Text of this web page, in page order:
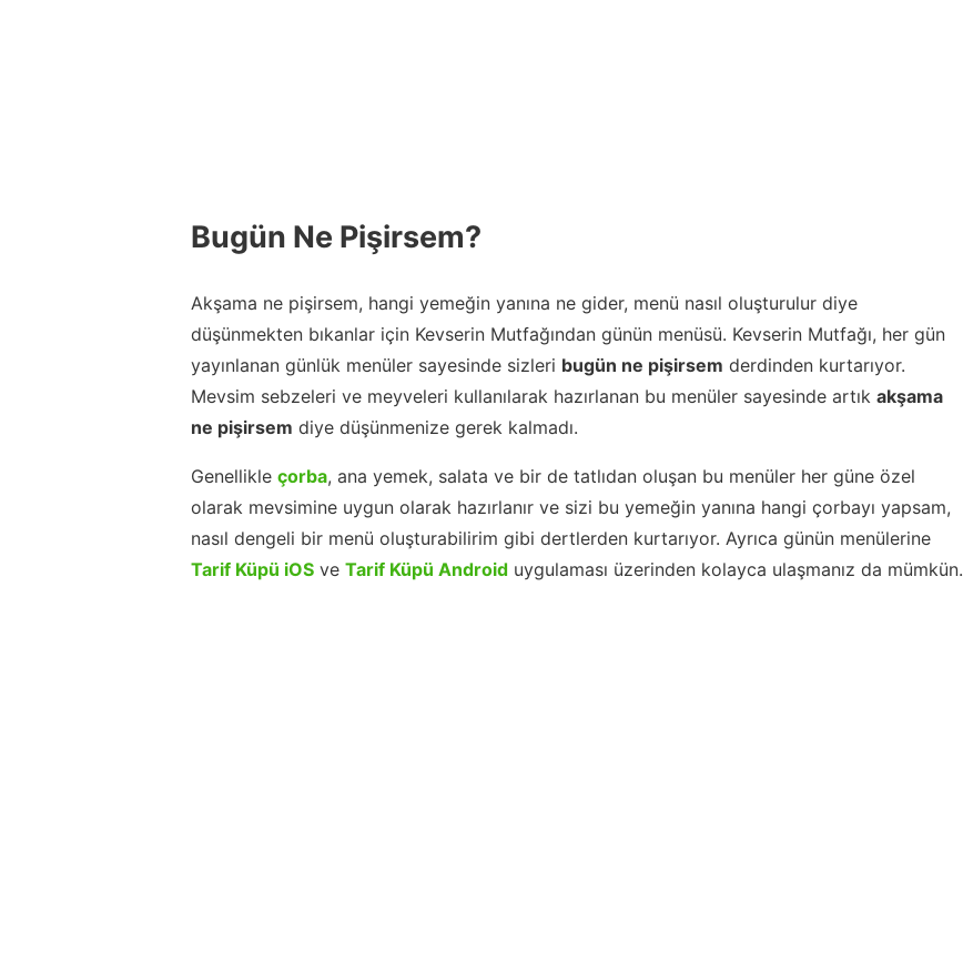
Bugün Ne Pişirsem?
Akşama ne pişirsem, hangi yemeğin yanına ne gider, menü nasıl oluşturulur diye
düşünmekten bıkanlar için Kevserin Mutfağından günün menüsü. Kevserin Mutfağı, her gün
yayınlanan günlük menüler sayesinde sizleri bugün ne pişirsem derdinden kurtarıyor.
Mevsim sebzeleri ve meyveleri kullanılarak hazırlanan bu menüler sayesinde artık akşama
ne pişirsem diye düşünmenize gerek kalmadı.
Genellikle çorba, ana yemek, salata ve bir de tatlıdan oluşan bu menüler her güne özel
olarak mevsimine uygun olarak hazırlanır ve sizi bu yemeğin yanına hangi çorbayı yapsam,
nasıl dengeli bir menü oluşturabilirim gibi dertlerden kurtarıyor. Ayrıca günün menülerine
Tarif Küpü iOS ve Tarif Küpü Android uygulaması üzerinden kolayca ulaşmanız da mümkün.